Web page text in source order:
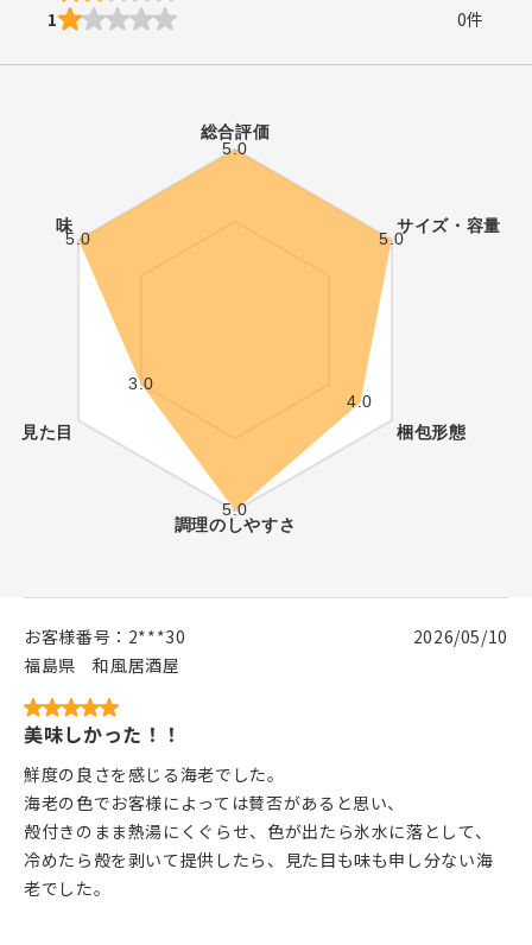
1
0件
お客様番号： 2***30
福島県
和風居酒屋
2026/05/10
美味しかった！！
鮮度の良さを感じる海老でした。
海老の色でお客様によっては賛否があると思い、
殻付きのまま熱湯にくぐらせ、色が出たら氷水に落として、
冷めたら殻を剥いて提供したら、見た目も味も申し分ない海
老でした。